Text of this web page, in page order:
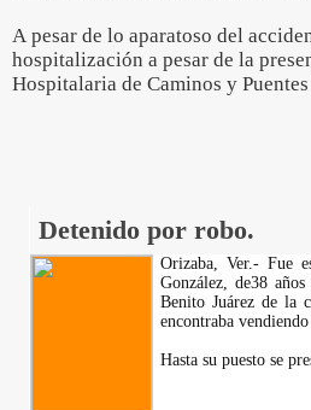
A pesar de lo aparatoso del
hospitalización a pesar de la
Hospitalaria de Caminos y
Detenido por robo.
Orizaba, Ver.- Fue
González, de38
Benito Juárez de la
encontraba
Hasta su puesto se